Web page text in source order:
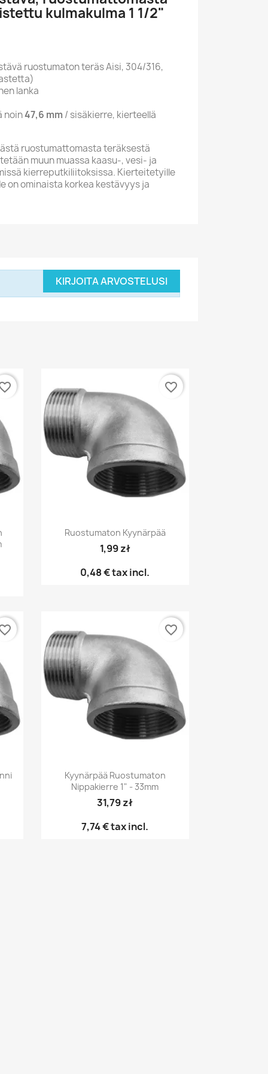
kulmakulma 1 1/2"
ruostumaton teräs Aisi, 304/316,
lanka
noin47,6 mm / sisäkierre, kierteellä
ruostumattomasta teräksestä
muun muassa kaasu-, vesi- ja
kierreputkiliitoksissa. Kierteitetyille
on ominaista korkea kestävyys ja
KIRJOITA ARVOSTELUSI
Pikakatselu
Ruostumaton Kyynärpää
1,99 zł
0,48 €tax incl.
favorite_border
Pikakatselu
Kyynärpää Ruostumaton
Nippakierre 1" - 33mm
31,79 zł
7,74 €tax incl.
favorite_border